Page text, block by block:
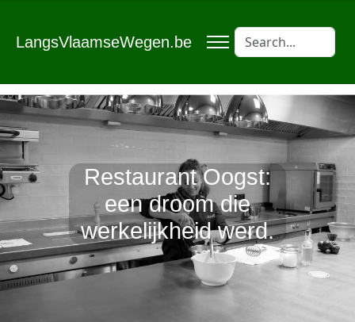
LangsVlaamseWegen.be
Restaurant Oogst:
een droom die
werkelijkheid werd.